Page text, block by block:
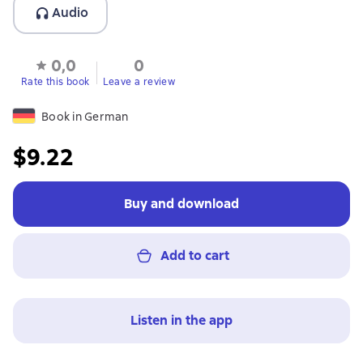
Audio
0,0
Rate this book
0
Leave a review
Book in German
$9.22
Buy and download
Add to cart
Listen in the app